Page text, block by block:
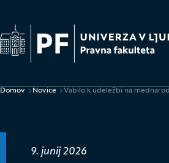
Na začetno stran
Drobtinice
Domov Novice Vabilo k udeležbi na
Datum objave:
9. junij 2026